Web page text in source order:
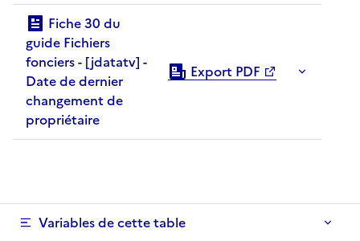
guide Fichiers
fonciers - [jdatatv] -
Date de dernier
changement de
propriétaire
Export PDF
Variables de cette table